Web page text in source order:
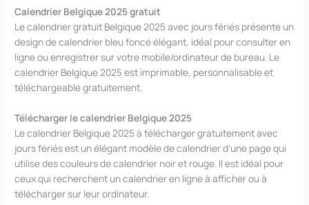
Calendrier Belgique 2025 gratuit
Le calendrier gratuit Belgique 2025 avec jours fériés présente un
design de calendrier bleu foncé élégant, idéal pour consulter en
ligne ou enregistrer sur votre mobile/ordinateur de bureau. Le
calendrier Belgique 2025 est imprimable, personnalisable et
téléchargeable gratuitement.
Télécharger le calendrier Belgique 2025
Le calendrier Belgique 2025 à télécharger gratuitement avec
jours fériés est un élégant modèle de calendrier d’une page qui
utilise des couleurs de calendrier noir et rouge. Il est idéal pour
ceux qui recherchent un calendrier en ligne à afficher ou à
télécharger sur leur ordinateur.